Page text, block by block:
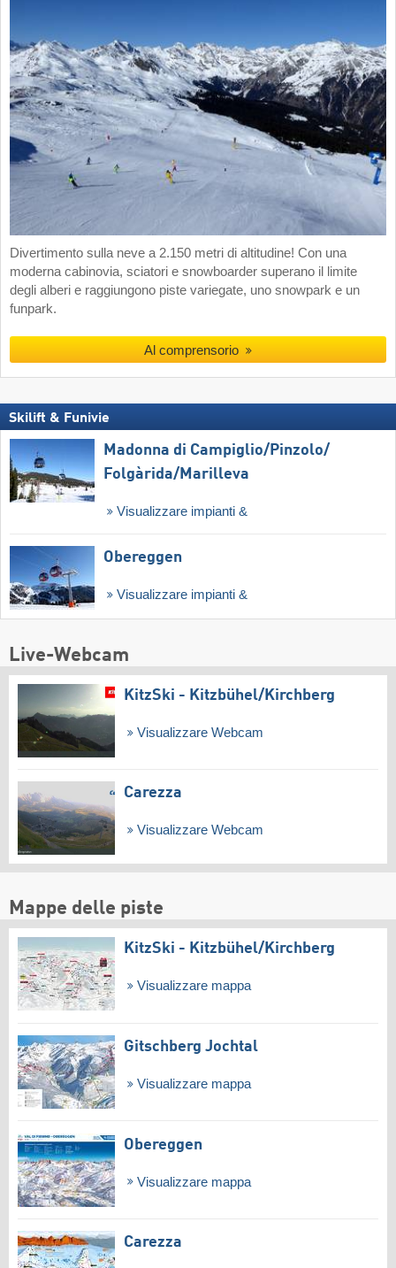
Divertimento sulla neve a 2.150 metri di altitudine! Con una
moderna cabinovia, sciatori e snowboarder superano il limite
degli alberi e raggiungono piste variegate, uno snowpark e un
funpark.
Al comprensorio
Skilift & Funivie
Madonna di Campiglio/​Pinzolo/​
Folgàrida/​Marilleva
Visualizzare impianti &
Obereggen
Visualizzare impianti &
Live-Webcam
KitzSki - Kitzbühel/​Kirchberg
Visualizzare Webcam
Carezza
Visualizzare Webcam
Mappe delle piste
KitzSki - Kitzbühel/​Kirchberg
Visualizzare mappa
Gitschberg Jochtal
Visualizzare mappa
Obereggen
Visualizzare mappa
Carezza